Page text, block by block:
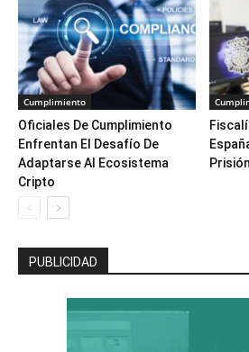
Cumplimiento
Oficiales De Cumplimiento
Enfrentan El Desafío De
Adaptarse Al Ecosistema
Cripto
PUBLICIDAD